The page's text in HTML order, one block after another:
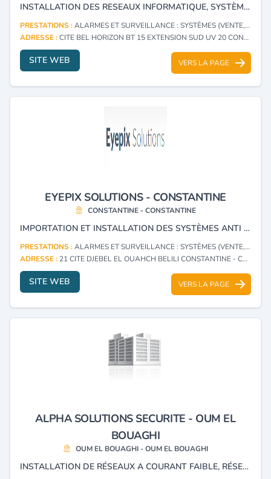
INSTALLATION DES RESEAUX INFORMATIQUE, SYSTÈME DE SÉCURITÉ ET DE TÉLÉCOMMUNICATION
PRESTATIONS :ALARMES ET SURVEILLANCE : SYSTÈMES (VENTE, INSTALLATION)
ADRESSE :CITE BEL HORIZON BT 15 EXTENSION SUD UV 20 CONSTANTINE ALI MENDJELI - CONSTANTINE
SITE WEB VERS LA PAGE
EYEPIX SOLUTIONS - CONSTANTINE
CONSTANTINE - CONSTANTINE
IMPORTATION ET INSTALLATION DES SYSTÈMES ANTI INTRUSION PÈRIMETRIQUE, VIDÉOS DE SURVEILLANCE ET SYSTÈMES ANTI-INCENDIE, SYSTÈMES D'ALARME, CONTRÔLE D’ACCÈS, SYSTÈMES DE POINTAGE, RÉSEAUX INFORMATIQUES ÉLECTRONIQUES ET PROGRAMMATION.
PRESTATIONS :ALARMES ET SURVEILLANCE : SYSTÈMES (VENTE, INSTALLATION)
ADRESSE : 21 CITE DJEBEL EL OUAHCH BELILI CONSTANTINE - CONSTANTINE
SITE WEB VERS LA PAGE
ALPHA SOLUTIONS SECURITE - OUM EL
BOUAGHI
OUM EL BOUAGHI - OUM EL BOUAGHI
INSTALLATION DE RÉSEAUX A COURANT FAIBLE, RÉSEAUX INFORMATIQUES ET TÉLÉPHONIQUES, SYSTÈME D'ALARME ET CONTRÔLE D’ACCÈS.